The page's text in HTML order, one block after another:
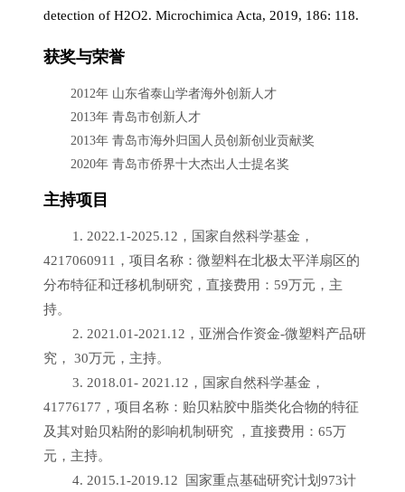
detection of H2O2. Microchimica Acta, 2019, 186: 118.
获奖与荣誉
2012年 山东省泰山学者海外创新人才
2013年 青岛市创新人才
2013年 青岛市海外归国人员创新创业贡献奖
2020年 青岛市侨界十大杰出人士提名奖
主持项目
1. 2022.1-2025.12 ，国家自然科学基金，
4217060911 ，项目名称：微塑料在北极太平洋扇区的
分布特征和迁移机制研究，直接费用： 59万元，主
持。
2. 2021.01-2021.12 ，亚洲合作资金-微塑料产品研
究， 30万元，主持。
3. 2018.01- 2021.12 ，国家自然科学基金，
41776177 ，项目名称：贻贝粘胶中脂类化合物的特征
及其对贻贝粘附的影响机制研究 ，直接费用： 65万
元，主持。
4. 2015.1-2019.12
国家重点基础研究计划973计